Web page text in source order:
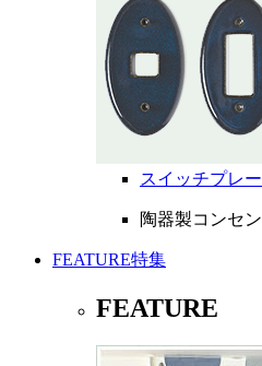
スイッチプレー
陶器製コンセ
FEATURE特集
FEATURE